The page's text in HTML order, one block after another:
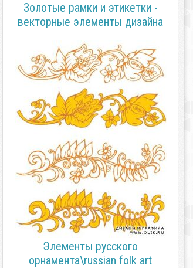
Золотые рамки и этикетки -
векторные элементы дизайна
Элементы русского
орнамента\russian folk art